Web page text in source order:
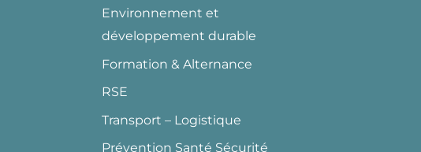
Environnement et
développement durable
Formation & Alternance
RSE
Transport – Logistique
Prévention Santé Sécurité